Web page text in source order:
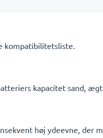
kompatibilitetsliste.
kapacitet sand,
høj ydeevne, der